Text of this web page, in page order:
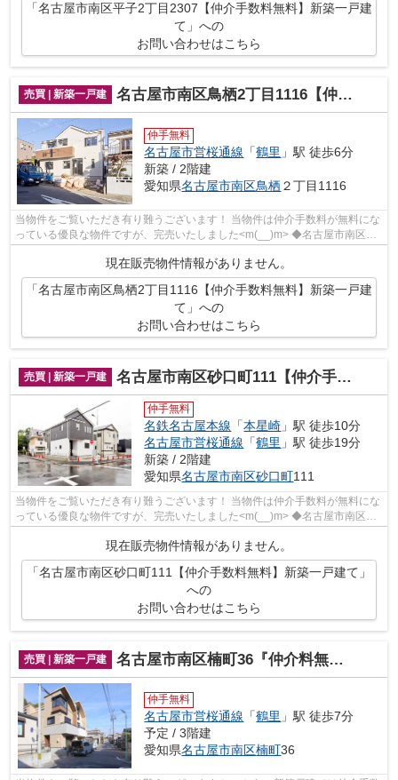
「名古屋市南区平子2丁目2307【仲介手数料無料】新築一戸建
て」への
お問い合わせはこちら
売買 | 新築一戸建 名古屋市南区鳥栖2丁目1116【仲介手数料無料】新築一戸建て
仲手無料
名古屋市営桜通線 「鶴里 」駅 徒歩6分
新築 / 2階建
愛知県名古屋市南区鳥栖 ２丁目1116
当物件をご覧いただき有り難うございます！ 当物件は仲介手数料が無料にな
っている優良な物件ですが、完売いたしました<m(__)m> ◆名古屋市南区鳥
栖２丁目でのマイホーム購入...
現在販売物件情報がありません。
「名古屋市南区鳥栖2丁目1116【仲介手数料無料】新築一戸建
て」への
お問い合わせはこちら
売買 | 新築一戸建 名古屋市南区砂口町111【仲介手数料無料】新築一戸建て
仲手無料
名鉄名古屋本線 「本星崎 」駅 徒歩10分
名古屋市営桜通線 「鶴里 」駅 徒歩19分
新築 / 2階建
愛知県名古屋市南区砂口町111
当物件をご覧いただき有り難うございます！ 当物件は仲介手数料が無料にな
っている優良な物件ですが、完売いたしました<m(__)m> ◆名古屋市南区砂
現在販売物件情報がありません。
「名古屋市南区砂口町111【仲介手数料無料】新築一戸建て」
への
お問い合わせはこちら
売買 | 新築一戸建 名古屋市南区楠町36『仲介料無料』A号棟｜新築戸建て
仲手無料
名古屋市営桜通線 「鶴里 」駅 徒歩7分
予定 / 3階建
愛知県名古屋市南区楠町36